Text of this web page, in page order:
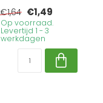
€1,64 €1,49
Op voorraad.
Levertijd 1 - 3
werkdagen